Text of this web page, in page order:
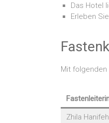
Das Hotel
Erleben
Mit folgenden
Zhila